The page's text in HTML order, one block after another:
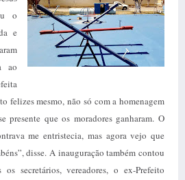
o
e
ao
felizes mesmo, não só com a homenagem
presente que os moradores ganharam. O
me entristecia, mas agora vejo que
disse. A inauguração também contou
secretários, vereadores, o ex-Prefeito